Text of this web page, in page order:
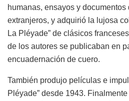
humanas, ensayos y
extranjeros, y adquirió la lujosa
La Pléyade” de clásicos
de los autores se publicaban en
encuadernación de cuero.
También produjo películas e
Pléyade” desde 1943.